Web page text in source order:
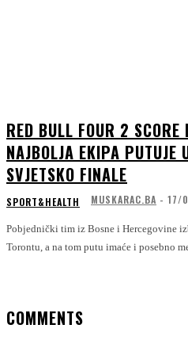
RED BULL FOUR 2
NAJBOLJA EKIPA PUTUJE
SVJETSKO FINALE
SPORT&HEALTH MUSKARAC.BA - 17/
Pobjednički tim iz Bosne i Hercegovine
Torontu, a na tom putu imaće i posebno
COMMENTS